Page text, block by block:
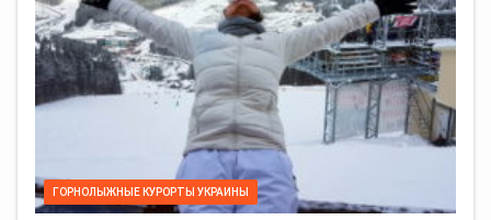
ГОРНОЛЫЖНЫЕ КУРОРТЫ УКРАИНЫ